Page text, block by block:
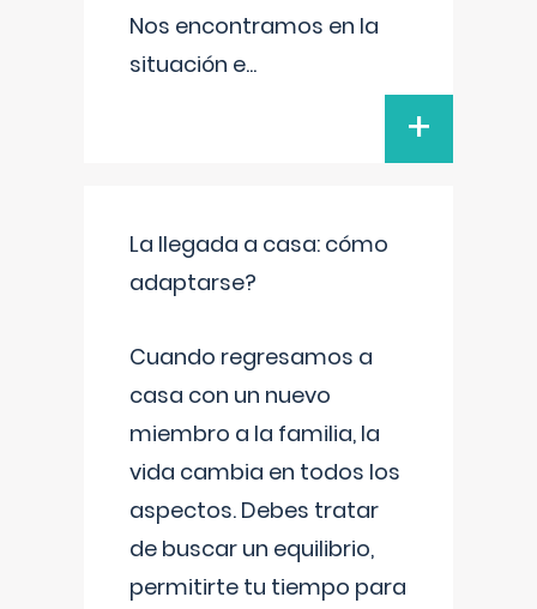
Nos encontramos en la
situación e...
+
La llegada a casa: cómo
adaptarse?
Cuando regresamos a
casa con un nuevo
miembro a la familia, la
vida cambia en todos los
aspectos. Debes tratar
de buscar un equilibrio,
permitirte tu tiempo para